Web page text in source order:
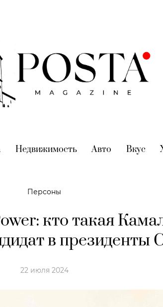
(current)
Недвижимость(current)
Авто (current)
Вкус
Персоны
кто такая
в
22 июля 2024